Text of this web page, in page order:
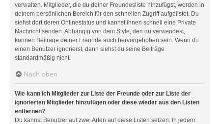
verwalten. Mitglieder, die du deiner Freundesliste hinzufügst, werden in
deinem persönlichen Bereich für den schnellen Zugriff aufgelistet. Du
siehst dort deren Onlinestatus und kannst ihnen schnell eine Private
Nachricht senden. Abhängig von dem Style, den du verwendest,
können Beiträge deiner Freunde auch hervorgehoben sein. Wenn du
einen Benutzer ignorierst, dann siehst du seine Beiträge
standardmäßig nicht.
Nach oben
Wie kann ich Mitglieder zur Liste der Freunde oder zur Liste der
ignorierten Mitglieder hinzufügen oder diese wieder aus den Listen
entfernen?
Du kannst Benutzer auf zwei Arten auf diese Listen setzen: In jedem